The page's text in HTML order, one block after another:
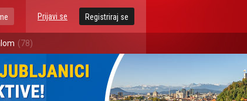
Prijavi se Registriraj se
(78)